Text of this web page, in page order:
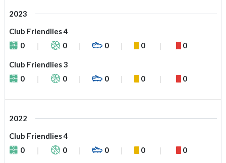
2023
Club Friendlies 4
0
0 0 0 0
Club Friendlies 3
0
0 0 0 0
2022
Club Friendlies 4
0
0 0 0 0